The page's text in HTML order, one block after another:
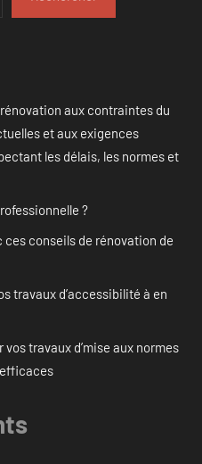
aux contraintes du
et aux exigences
les délais, les normes et
?
conseils de rénovation de
travaux d’accessibilité à en
travaux d’mise aux normes
efficaces